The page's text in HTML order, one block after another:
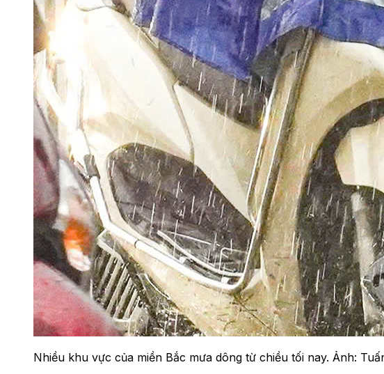
Nhiều khu vực của miền Bắc mưa dông từ chiều tối nay. Ảnh: